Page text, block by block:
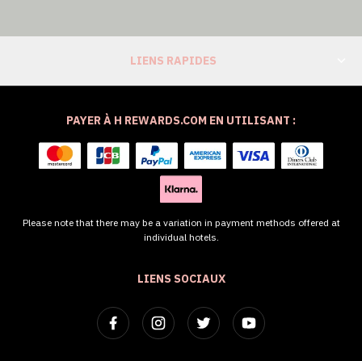
LIENS RAPIDES
LIENS SOCIAUX
PAYER À H REWARDS.COM EN UTILISANT :
Please note that there may be a variation in payment methods offered at
individual hotels.